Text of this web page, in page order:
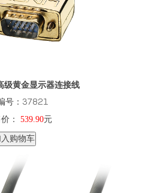
级黄金显示器连接线
号：37821
： 539.90元
入购物车